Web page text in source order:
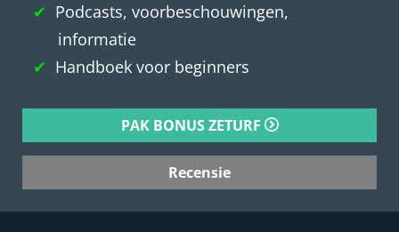
Podcasts, voorbeschouwingen,
informatie
Handboek voor beginners
PAK BONUS ZETURF
Recensie